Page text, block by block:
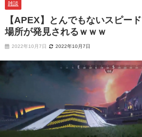
雑談
【APEX】とんでもないスピー
場所が発見されるｗｗｗ
2022年10月7日 2022年10月7日